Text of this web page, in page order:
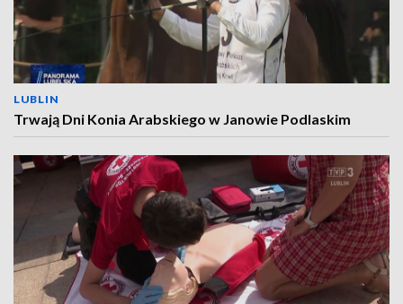
LUBLIN
Trwają Dni Konia Arabskiego w Janowie Podlaskim